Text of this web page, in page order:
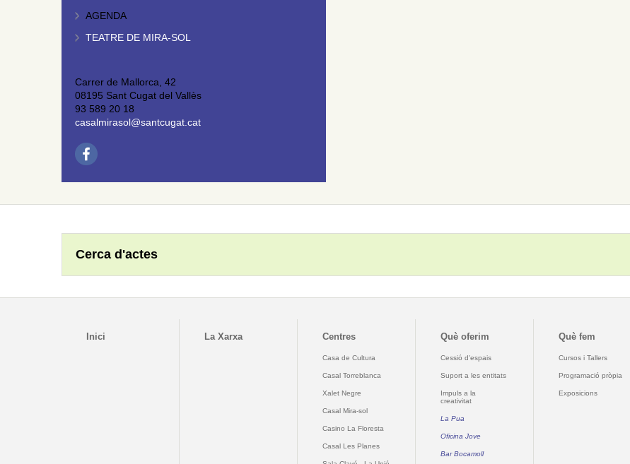
AGENDA
TEATRE DE MIRA-SOL
Carrer de Mallorca, 42
08195 Sant Cugat del Vallès
93 589 20 18
casalmirasol@santcugat.cat
Cerca d'actes
Inici La Xarxa Centres
Casa de Cultura
Casal Torreblanca
Xalet Negre
Casal Mira-sol
Casino La Floresta
Casal Les Planes
Què oferim
Cessió d'espais
Suport a les entitats
Impuls a la
creativitat
La Pua
Oficina Jove
Bar Bocamoll
Què fem
Cursos i Tallers
Programació pròpia
Exposicions